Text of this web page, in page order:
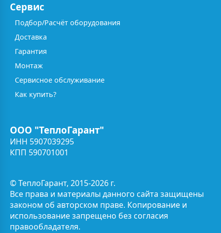
Сервис
Подбор/Расчёт оборудования
Доставка
Гарантия
Монтаж
Сервисное обслуживание
Как купить?
ООО "ТеплоГарант"
ИНН 5907039295
КПП 590701001
© ТеплоГарант, 2015-2026 г.
Все права и материалы данного сайта защищены
законом об авторском праве. Копирование и
использование запрещено без согласия
правообладателя.